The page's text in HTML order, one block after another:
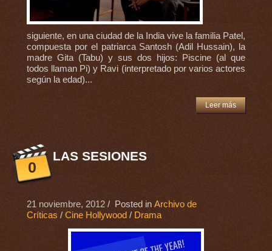
siguiente, en una ciudad de la India vive la familia Patel,
compuesta por el patriarca Santosh (Adil Hussain), la
madre Gita (Tabu) y sus dos hijos: Piscine (al que
todos llaman Pi) y Ravi (interpretado por varios actores
según la edad)...
Leer más
0
LAS SESIONES
21 noviembre, 2012/ Posted in Archivo de
Críticas / Cine Hollywood / Drama